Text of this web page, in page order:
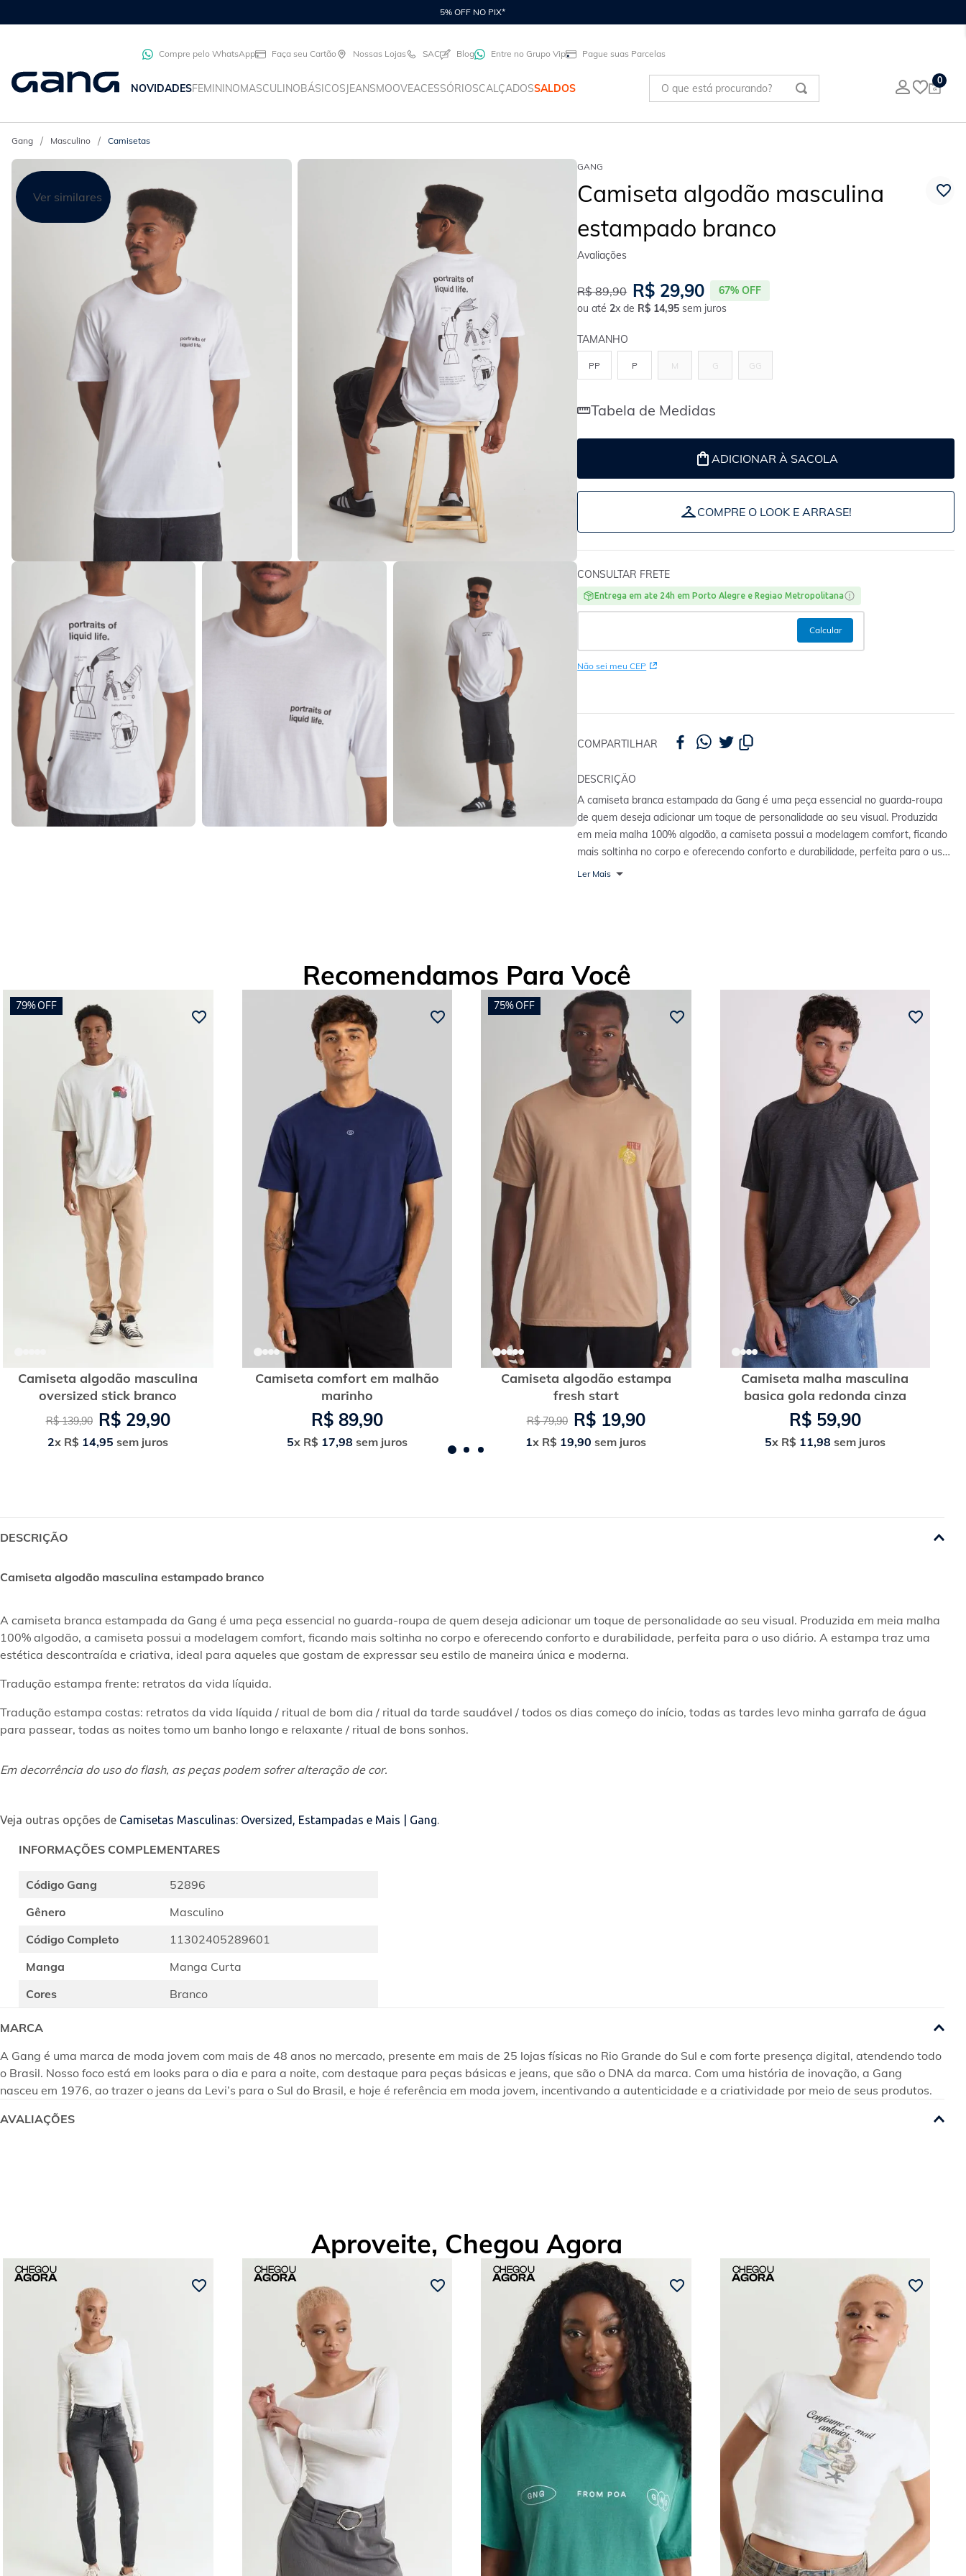
5% OFF NO PIX*
Compre pelo WhatsApp Faça seu Cartão Nossas Lojas SAC Blog Entre no Grupo Vip Pague suas Parcelas
NOVIDADESFEMININOMASCULINOBÁSICOSJEANSMOOVEACESSÓRIOSCALÇADOSSALDOS
O que está procurando? 0
Masculino Camisetas
Ver similares
GANG
Camiseta algodão masculina
estampado branco
R$ 89,90 R$ 29,90 67% OFF
ou até2x de R$ 14,95 sem juros
TAMANHO
PP P M G GG
Tabela de Medidas
ADICIONAR À SACOLA
COMPRE O LOOK E ARRASE!
CONSULTAR FRETE
Entrega em ate 24h em Porto Alegre e Regiao Metropolitana
Não sei meu CEP
COMPARTILHAR
DESCRIÇÃO
A camiseta branca estampada da Gang é uma peça essencial no guarda-roupa
de quem deseja adicionar um toque de personalidade ao seu visual. Produzida
em meia malha 100% algodão, a camiseta possui a modelagem comfort, ficando
mais soltinha no corpo e oferecendo conforto e durabilidade, perfeita para o uso
diário. A estampa traz uma estética descontraída e criativa, ideal para aqueles
Ler Mais
Recomendamos Para Você
79%OFF
Camiseta algodão masculina
oversized stick branco
R$ 139,90 R$ 29,90
2x R$ 14,95 sem juros
Camiseta comfort em malhão
marinho
R$ 89,90
5x R$ 17,98 sem juros
75%OFF
Camiseta algodão estampa
fresh start
R$ 79,90 R$ 19,90
1x R$ 19,90 sem juros
Camiseta malha masculina
basica gola redonda cinza
R$ 59,90
5x R$ 11,98 sem juros
DESCRIÇÃO
Camiseta algodão masculina estampado branco
A camiseta branca estampada da Gang é uma peça essencial no guarda-roupa de quem deseja adicionar um toque de personalidade ao seu visual. Produzida em meia malha
100% algodão, a camiseta possui a modelagem comfort, ficando mais soltinha no corpo e oferecendo conforto e durabilidade, perfeita para o uso diário. A estampa traz uma
estética descontraída e criativa, ideal para aqueles que gostam de expressar seu estilo de maneira única e moderna.
Tradução estampa frente: retratos da vida líquida.
Tradução estampa costas: retratos da vida líquida / ritual de bom dia / ritual da tarde saudável / todos os dias começo do início, todas as tardes levo minha garrafa de água
para passear, todas as noites tomo um banho longo e relaxante / ritual de bons sonhos.
Em decorrência do uso do flash, as peças podem sofrer alteração de cor.
Veja outras opções de Camisetas Masculinas: Oversized, Estampadas e Mais | Gang.
INFORMAÇÕES COMPLEMENTARES
Código Gang
52896
Gênero
Masculino
Código Completo
11302405289601
Manga
Manga Curta
Cores
Branco
MARCA
A Gang é uma marca de moda jovem com mais de 48 anos no mercado, presente em mais de 25 lojas físicas no Rio Grande do Sul e com forte presença digital, atendendo todo
o Brasil. Nosso foco está em looks para o dia e para a noite, com destaque para peças básicas e jeans, que são o DNA da marca. Com uma história de inovação, a Gang
nasceu em 1976, ao trazer o jeans da Levi’s para o Sul do Brasil, e hoje é referência em moda jovem, incentivando a autenticidade e a criatividade por meio de seus produtos.
AVALIAÇÕES
Aproveite, Chegou Agora